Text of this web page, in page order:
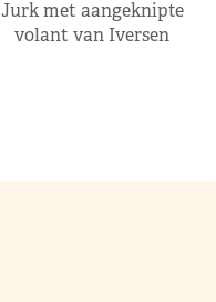
Jurk met aangeknipte
volant van Iversen